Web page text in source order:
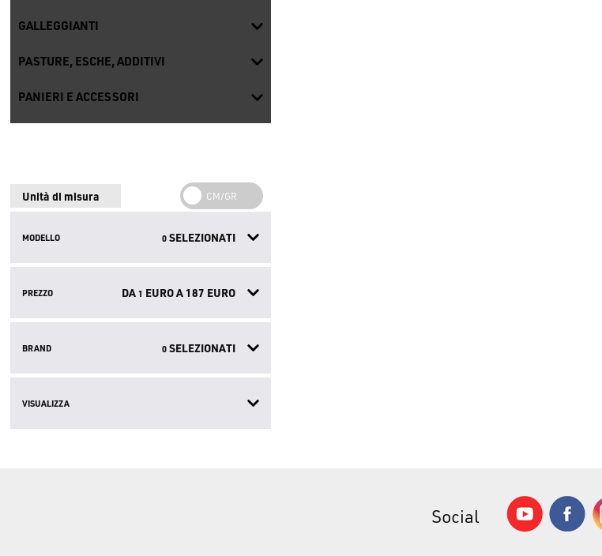
GALLEGGIANTI
PASTURE, ESCHE, ADDITIVI
PANIERI E ACCESSORI
Unità di misura
MODELLO 0SELEZIONATI
PREZZO DA 1 EURO A187 EURO
BRAND 0SELEZIONATI
VISUALIZZA
Social